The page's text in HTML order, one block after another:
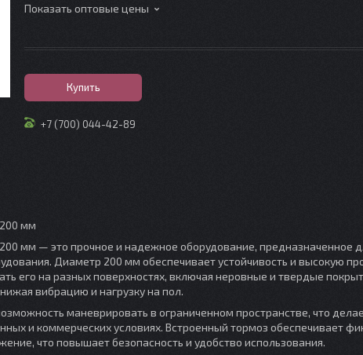
Показать оптовые цены
Купить
+7 (700) 044-42-89
мм
мм — это прочное и надежное оборудование, предназначенное
Диаметр 200 мм обеспечивает устойчивость и высокую
его на разных поверхностях, включая неровные и твердые
вибрацию и нагрузку на пол.
маневрировать в ограниченном пространстве, что
и коммерческих условиях. Встроенный тормоз обеспечивает
что повышает безопасность и удобство использования.